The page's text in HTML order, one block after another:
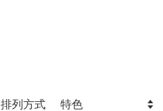
排列方式